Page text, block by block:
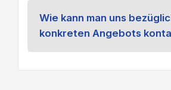
Wie kann man uns
konkreten Angebots